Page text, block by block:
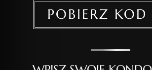
POBIERZ KOD